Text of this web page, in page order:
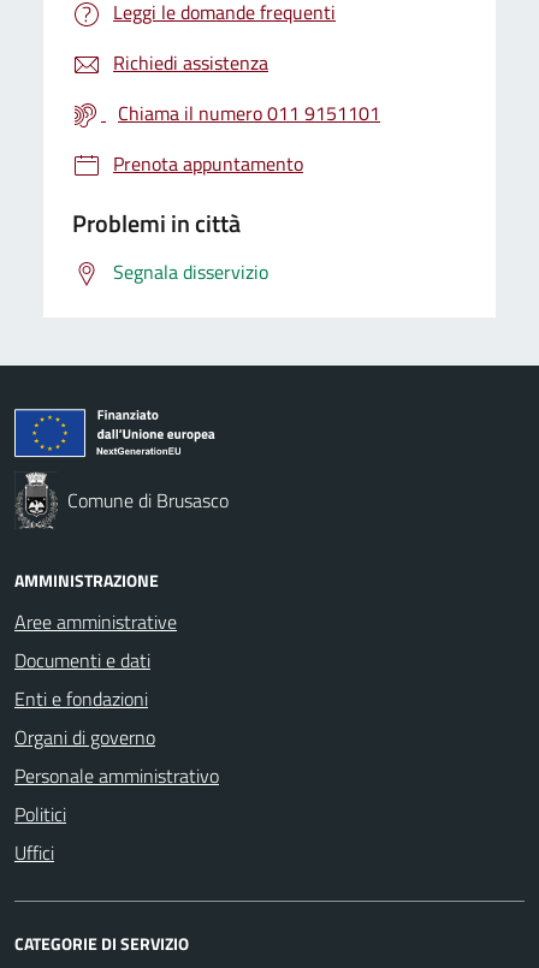
Leggi le domande frequenti
Richiedi assistenza
Chiama il numero 011 9151101
Prenota appuntamento
Problemi in città
Segnala disservizio
Comune di Brusasco
AMMINISTRAZIONE
Aree amministrative
Documenti e dati
Enti e fondazioni
Organi di governo
Personale amministrativo
Politici
Uffici
CATEGORIE DI SERVIZIO